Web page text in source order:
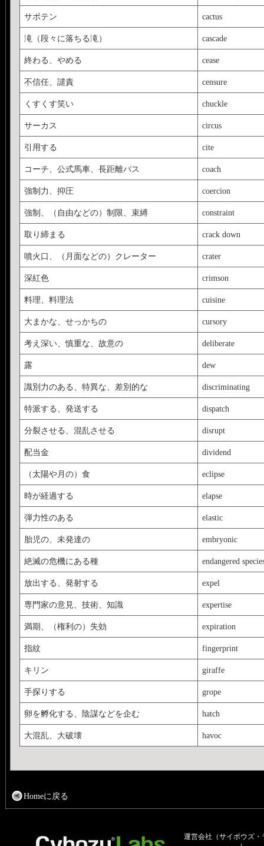
サボテン cactus
滝（段々に落ちる滝） cascade
終わる、やめる cease
不信任、譴責 censure
くすくす笑い chuckle
サーカス circus
引用する cite
コーチ、公式馬車、長距離バス coach
強制力、抑圧 coercion
強制、（自由などの）制限、束縛 constraint
取り締まる crack down
噴火口、（月面などの）クレーター crater
深紅色 crimson
料理、料理法 cuisine
大まかな、せっかちの cursory
考え深い、慎重な、故意の deliberate
露 dew
識別力のある、特異な、差別的な discriminating
特派する、発送する dispatch
分裂させる、混乱させる disrupt
配当金 dividend
（太陽や月の）食 eclipse
時が経過する elapse
弾力性のある elastic
胎児の、未発達の embryonic
絶滅の危機にある種 endangered
放出する、発射する expel
専門家の意見、技術、知識 expertise
満期、（権利の）失効 expiration
指紋 fingerprint
キリン giraffe
手探りする grope
卵を孵化する、陰謀などを企む hatch
大混乱、大破壊 havoc
Homeに戻る
運営会社（サイボウズ・